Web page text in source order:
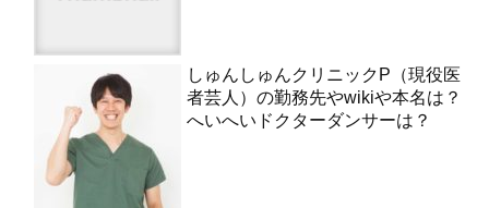
しゅんしゅんクリニックP（現役医
者芸人）の勤務先やwikiや本名は？
へいへいドクターダンサーは？